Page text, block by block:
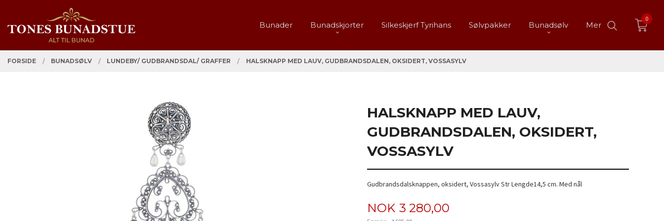
innholdet
PRODUKTER
Bunader Bunadskjorter Silkeskjerf Tyrihans Sølvpakker Bunadsølv Mer
0
FORSIDE BUNADSØLV LUNDEBY/ GUDBRANDSDAL/ GRAFFER HALSKNAPP MED LAUV, GUDBRANDSDALEN, OKSIDERT, VOSSASYLV
HALSKNAPP MED LAUV,
GUDBRANDSDALEN, OKSIDERT,
VOSSASYLV
Gudbrandsdalsknappen, oksidert, Vossasylv Str Lengde14,5 cm. Med nål
Tilbud
NOK 3 280,00